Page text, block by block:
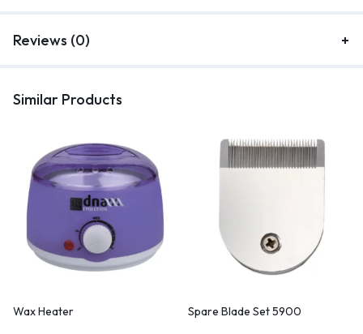
Reviews (0)
Similar Products
Wax Heater Spare Blade Set 5900